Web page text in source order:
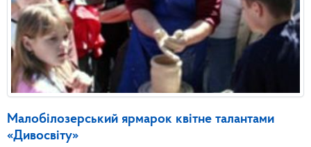
Малобілозерський ярмарок квітне талантами
«Дивосвіту»